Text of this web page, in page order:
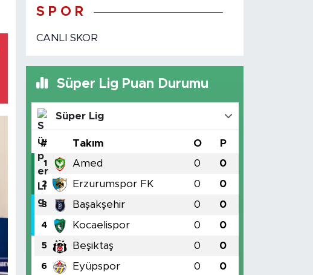
S P O R
CANLI SKOR
Süper Lig Puan Durumu
Süper Lig
# Takım O P
1 Amed 0 0
2 Erzurumspor FK 0 0
3 Başakşehir 0 0
4 Kocaelispor 0 0
5 Beşiktaş 0 0
6 Eyüpspor 0 0